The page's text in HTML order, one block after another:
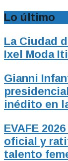
Lo último
La Ciudad
Ixel Moda
Gianni
inédito en
EVAFE
oficial y
talento